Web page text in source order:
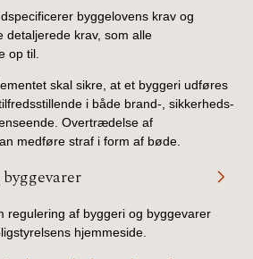
byggelovens krav og
krav, som alle
op til.
skal sikre, at et byggeri udføres
i både brand-, sikkerheds-
Overtrædelse af
medføre straf i form af bøde.
regulering af byggeri og byggevarer
hjemmeside.